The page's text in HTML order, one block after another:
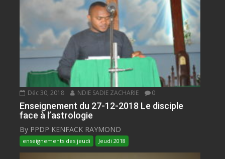
Déc 30, 2018 NDIE SADIE ZACHARIE 0
Enseignement du 27-12-2018 Le disciple
face à l’astrologie
By PPDP KENFACK RAYMOND
enseignements des jeudi Jeudi 2018